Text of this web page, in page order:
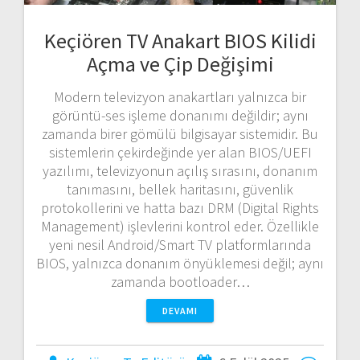
Keçiören TV Anakart BIOS Kilidi
Açma ve Çip Değişimi
Modern televizyon anakartları yalnızca bir
görüntü-ses işleme donanımı değildir; aynı
zamanda birer gömülü bilgisayar sistemidir. Bu
sistemlerin çekirdeğinde yer alan BIOS/UEFI
yazılımı, televizyonun açılış sırasını, donanım
tanımasını, bellek haritasını, güvenlik
protokollerini ve hatta bazı DRM (Digital Rights
Management) işlevlerini kontrol eder. Özellikle
yeni nesil Android/Smart TV platformlarında
BIOS, yalnızca donanım önyüklemesi değil; aynı
zamanda bootloader…
DEVAMI